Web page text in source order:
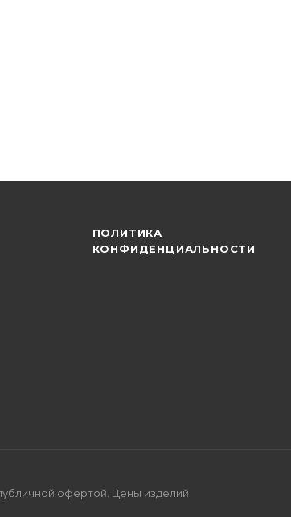
ПОЛИТИКА
КОНФИДЕНЦИАЛЬНОСТИ
офертой. Цены изделий